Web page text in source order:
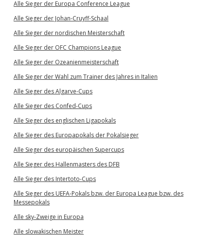
Alle Sieger der Europa Conference League
Alle Sieger der Johan-Cruyff-Schaal
Alle Sieger der nordischen Meisterschaft
Alle Sieger der OFC Champions League
Alle Sieger der Ozeanienmeisterschaft
Alle Sieger der Wahl zum Trainer des Jahres in Italien
Alle Sieger des Algarve-Cups
Alle Sieger des Confed-Cups
Alle Sieger des englischen Ligapokals
Alle Sieger des Europapokals der Pokalsieger
Alle Sieger des europäischen Supercups
Alle Sieger des Hallenmasters des DFB
Alle Sieger des Intertoto-Cups
Alle Sieger des UEFA-Pokals bzw. der Europa League bzw. des
Messepokals
Alle sky-Zweige in Europa
Alle slowakischen Meister